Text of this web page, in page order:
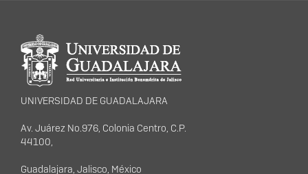
Información del
portal
UNIVERSIDAD DE GUADALAJARA
Av. Juárez No.976, Colonia Centro, C.P.
44100,
Guadalajara, Jalisco, México